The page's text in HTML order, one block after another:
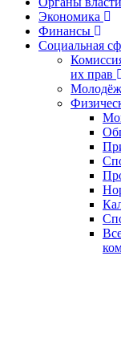
Экономика
Финансы
Социальная
их прав